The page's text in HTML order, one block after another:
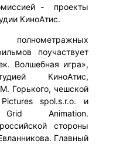
- проекты
КиноАтис.
поучаствует
Волшебная игра»,
КиноАтис,
Горького, чешской
spol.s.r.o. и
Grid Animation.
стороны
Главный